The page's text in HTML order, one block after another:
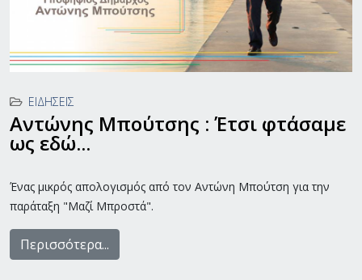
ΕΙΔΉΣΕΙΣ
Αντώνης Μπούτσης : Έτσι φτάσαμε
ως εδώ...
Ένας μικρός απολογισμός από τον Αντώνη Μπούτση για την
παράταξη "Μαζί Μπροστά".
Περισσότερα...